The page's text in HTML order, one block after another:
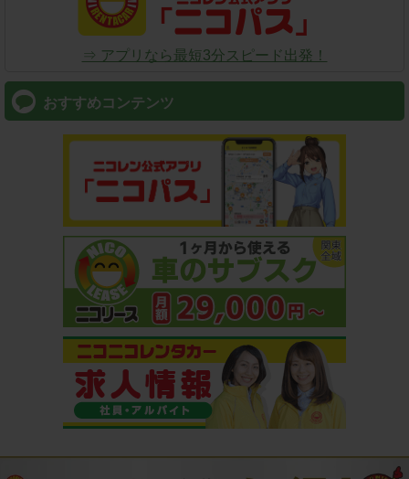
⇒ アプリなら最短3分スピード出発！
おすすめコンテンツ